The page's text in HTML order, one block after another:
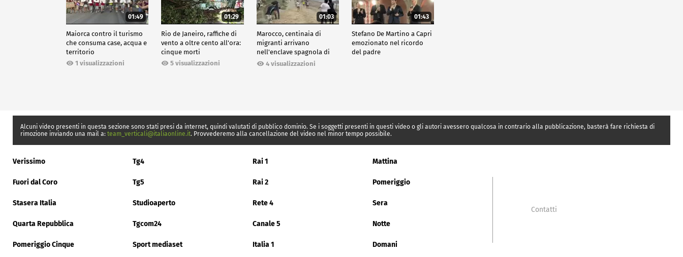
01:49
Maiorca contro il turismo
che consuma case, acqua e
territorio
1 visualizzazioni
01:29
Rio de Janeiro, raffiche di
vento a oltre cento all'ora:
cinque morti
5 visualizzazioni
01:03
Marocco, centinaia di
migranti arrivano
nell'enclave spagnola di
Ceuta4 visualizzazioni
01:43
Stefano De Martino a Capri
emozionato nel ricordo
del padre
Alcuni video presenti in questa sezione sono stati presi da internet, quindi valutati di pubblico dominio. Se i soggetti presenti in questi video o gli autori avessero qualcosa in contrario alla pubblicazione, basterà fare richiesta di
rimozione inviando una mail a: team_verticali@italiaonline.it. Provvederemo alla cancellazione del video nel minor tempo possibile.
Verissimo Tg4 Rai 1 Mattina
Fuori dal Coro Tg5 Rai 2 Pomeriggio
Stasera Italia Studioaperto Rete 4 Sera
Quarta Repubblica Tgcom24 Canale 5 Notte
Pomeriggio Cinque Sport mediaset Italia 1 Domani
Contatti